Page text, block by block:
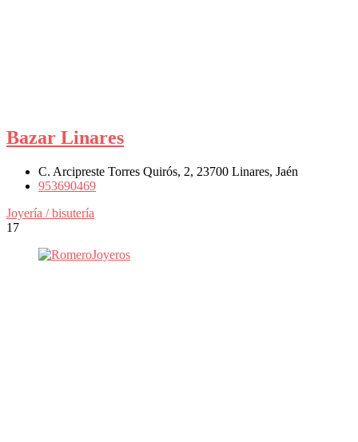
Bazar Linares
C. Arcipreste Torres Quirós, 2, 23700 Linares, Jaén
953690469
Joyería / bisutería
17